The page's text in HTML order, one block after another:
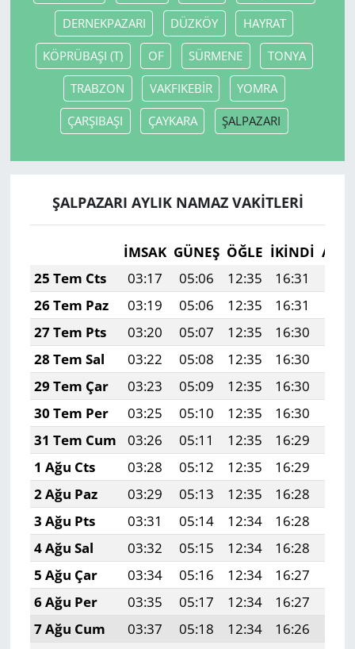
DERNEKPAZARI DÜZKÖY HAYRAT
KÖPRÜBAŞI (T) OF SÜRMENE TONYA
TRABZON VAKFIKEBİR YOMRA
ÇARŞIBAŞI ÇAYKARA ŞALPAZARI
ŞALPAZARI AYLIK NAMAZ VAKITLERI
İMSAK GÜNEŞ ÖĞLE İKINDI
25 Tem Cts
03:17 05:06 12:35 16:31
26 Tem Paz
03:19 05:06 12:35 16:31
27 Tem Pts
03:20 05:07 12:35 16:30
28 Tem Sal
03:22 05:08 12:35 16:30
29 Tem Çar
03:23 05:09 12:35 16:30
30 Tem Per
03:25 05:10 12:35 16:30
31 Tem Cum
03:26 05:11 12:35 16:29
1 Ağu Cts
03:28 05:12 12:35 16:29
2 Ağu Paz
03:29 05:13 12:35 16:28
3 Ağu Pts
03:31 05:14 12:34 16:28
4 Ağu Sal
03:32 05:15 12:34 16:28
5 Ağu Çar
03:34 05:16 12:34 16:27
6 Ağu Per
03:35 05:17 12:34 16:27
7 Ağu Cum
03:37 05:18 12:34 16:26